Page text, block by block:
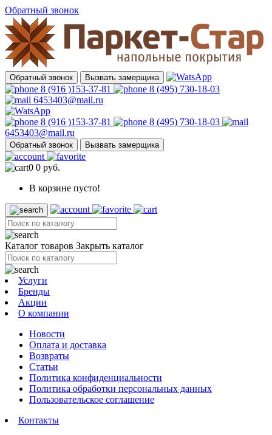
Обратный звонок
Обратный звонок Вызвать замерщика
8 (916 )153-37-81
8 (495) 730-18-03
6453403@mail.ru
8 (916 )153-37-81
8 (495) 730-18-03
6453403@mail.ru
Обратный звонок Вызвать замерщика
0 0 руб.
В корзине пусто!
Каталог товаров Закрыть каталог
Услуги
Бренды
Акции
О компании
Новости
Оплата и доставка
Возвраты
Статьи
Политика конфиденциальности
Политика обработки персональных данных
Пользовательское соглашение
Контакты